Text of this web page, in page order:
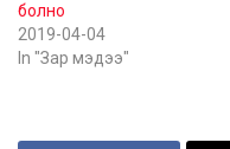
болно
2019-04-04
In "Зар мэдээ"